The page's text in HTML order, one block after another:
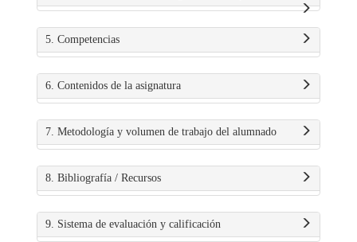
5. Competencias
6. Contenidos de la asignatura
7. Metodología y volumen de trabajo del alumnado
8. Bibliografía / Recursos
9. Sistema de evaluación y calificación